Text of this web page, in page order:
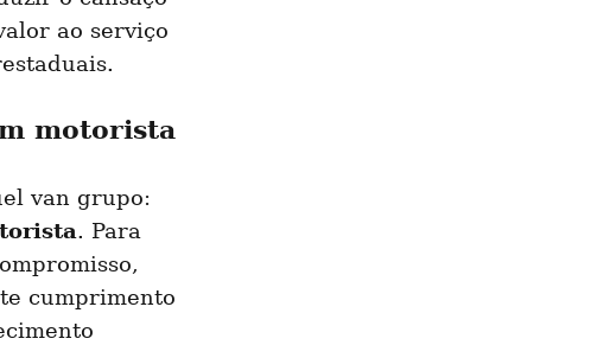
ao serviço
motorista
van grupo:
. Para
cumprimento